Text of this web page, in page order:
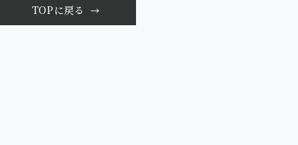
TOPに戻る